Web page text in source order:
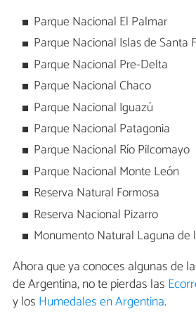
Parque Nacional El Palmar
Parque Nacional Islas de Santa
Parque Nacional Pre-Delta
Parque Nacional Chaco
Parque Nacional Iguazú
Parque Nacional Patagonia
Parque Nacional Río Pilcomayo
Parque Nacional Monte León
Reserva Natural Formosa
Reserva Nacional Pizarro
Monumento Natural Laguna de
Ahora que ya conoces algunas de
de Argentina, no te pierdas las
y los Humedales en Argentina.